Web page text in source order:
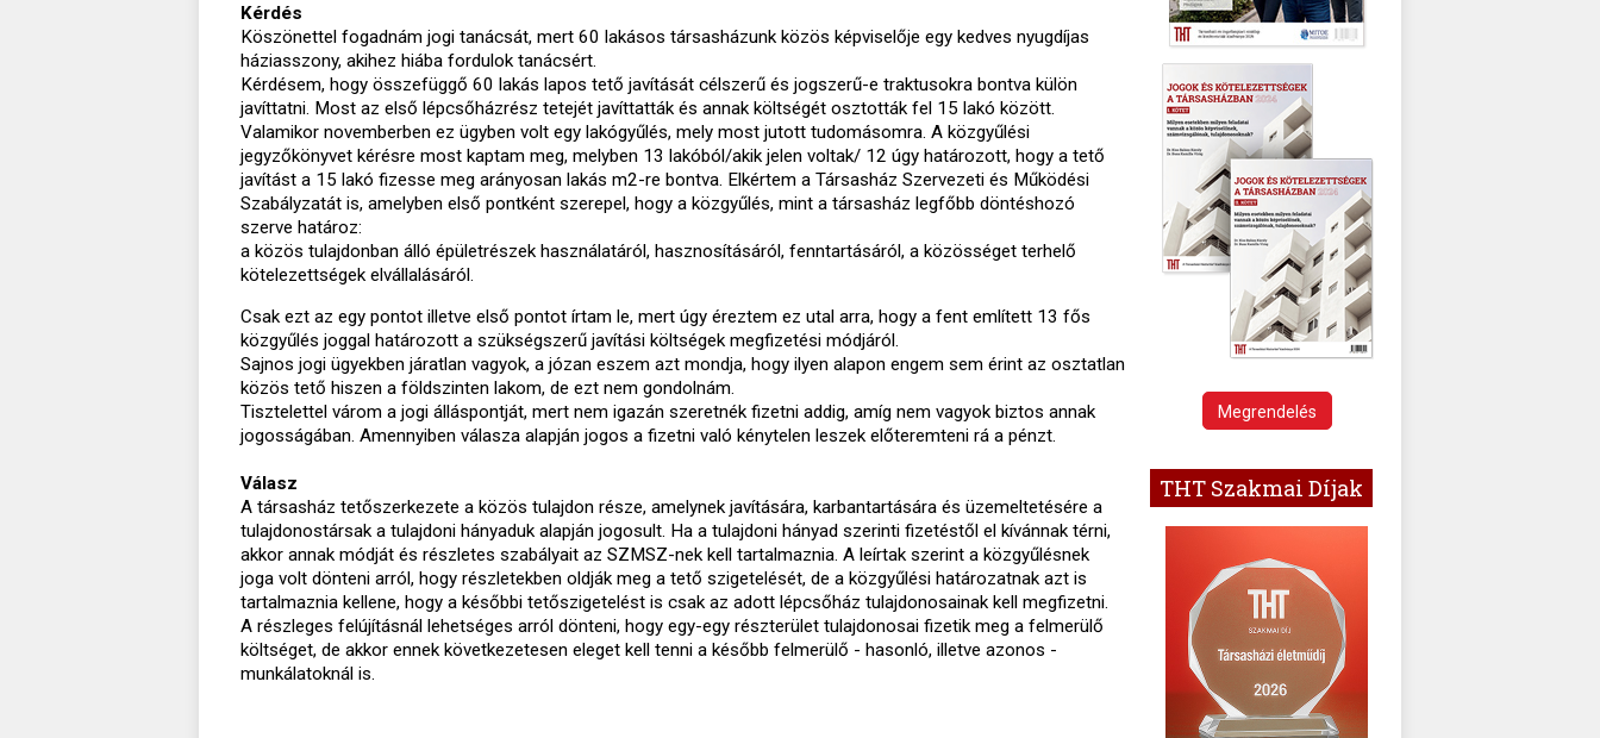
Kérdés
Köszönettel fogadnám jogi tanácsát, mert 60 lakásos társasházunk közös képviselője egy kedves nyugdíjas
háziasszony, akihez hiába fordulok tanácsért.
Kérdésem, hogy összefüggő 60 lakás lapos tető javítását célszerű és jogszerű-e traktusokra bontva külön
javíttatni. Most az első lépcsőházrész tetejét javíttatták és annak költségét osztották fel 15 lakó között.
Valamikor novemberben ez ügyben volt egy lakógyűlés, mely most jutott tudomásomra. A közgyűlési
jegyzőkönyvet kérésre most kaptam meg, melyben 13 lakóból/akik jelen voltak/ 12 úgy határozott, hogy a tető
javítást a 15 lakó fizesse meg arányosan lakás m2-re bontva. Elkértem a Társasház Szervezeti és Működési
Szabályzatát is, amelyben első pontként szerepel, hogy a közgyűlés, mint a társasház legfőbb döntéshozó
szerve határoz:
a közös tulajdonban álló épületrészek használatáról, hasznosításáról, fenntartásáról, a közösséget terhelő
kötelezettségek elvállalásáról.
Csak ezt az egy pontot illetve első pontot írtam le, mert úgy éreztem ez utal arra, hogy a fent említett 13 fős
közgyűlés joggal határozott a szükségszerű javítási költségek megfizetési módjáról.
Sajnos jogi ügyekben járatlan vagyok, a józan eszem azt mondja, hogy ilyen alapon engem sem érint az osztatlan
közös tető hiszen a földszinten lakom, de ezt nem gondolnám.
Tisztelettel várom a jogi álláspontját, mert nem igazán szeretnék fizetni addig, amíg nem vagyok biztos annak
jogosságában. Amennyiben válasza alapján jogos a fizetni való kénytelen leszek előteremteni rá a pénzt.
Válasz
A társasház tetőszerkezete a közös tulajdon része, amelynek javítására, karbantartására és üzemeltetésére a
tulajdonostársak a tulajdoni hányaduk alapján jogosult. Ha a tulajdoni hányad szerinti fizetéstől el kívánnak térni,
akkor annak módját és részletes szabályait az SZMSZ-nek kell tartalmaznia. A leírtak szerint a közgyűlésnek
joga volt dönteni arról, hogy részletekben oldják meg a tető szigetelését, de a közgyűlési határozatnak azt is
tartalmaznia kellene, hogy a későbbi tetőszigetelést is csak az adott lépcsőház tulajdonosainak kell megfizetni.
A részleges felújításnál lehetséges arról dönteni, hogy egy-egy részterület tulajdonosai fizetik meg a felmerülő
költséget, de akkor ennek következetesen eleget kell tenni a később felmerülő - hasonló, illetve azonos -
munkálatoknál is.
Megrendelés
THT Szakmai Díjak